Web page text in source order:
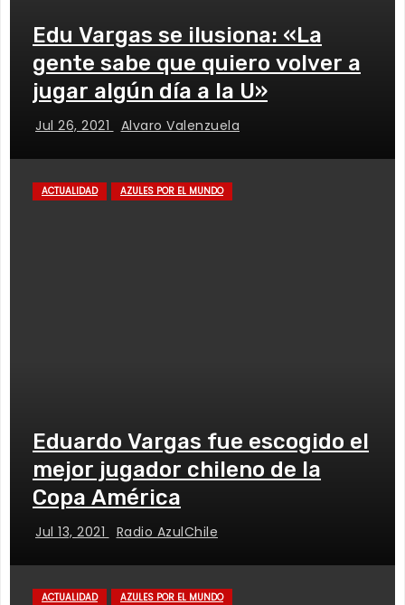
Edu Vargas se ilusiona: «La
gente sabe que quiero volver a
jugar algún día a la U»
Jul 26, 2021 Alvaro Valenzuela
ACTUALIDAD AZULES POR EL MUNDO
Eduardo Vargas fue escogido el
mejor jugador chileno de la
Copa América
Jul 13, 2021 Radio AzulChile
ACTUALIDAD AZULES POR EL MUNDO